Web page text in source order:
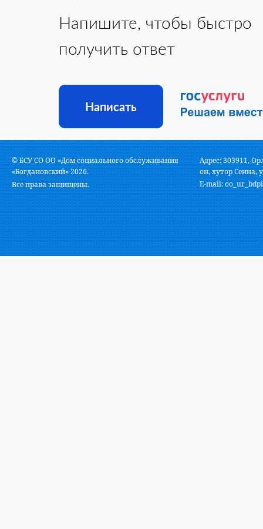
Напишите, чтобы быстро
получить ответ
Написать
© БСУ СО ОО «Дом социального обслуживания
«Богдановский» 2026.
Все права защищены.
Адрес: 303911,
он, хутор Сеина,
E-mail: